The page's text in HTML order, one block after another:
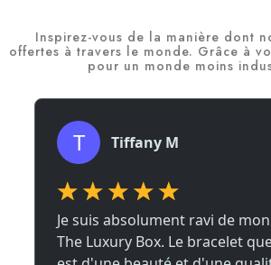
Inspirez-vous de la manière dont
offertes à travers le monde. Grâce à
pour un monde moins